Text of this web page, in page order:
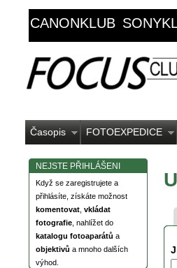
CANONKLUB
Časopis FOTOEXPEDICE
NEJSTE PŘIHLÁŠENI
Když se zaregistrujete a
přihlásíte, získáte možnost
komentovat vkládat
fotografie , nahlížet do
katalogu fotoaparátů a
objektivů a mnoho dalších
výhod.